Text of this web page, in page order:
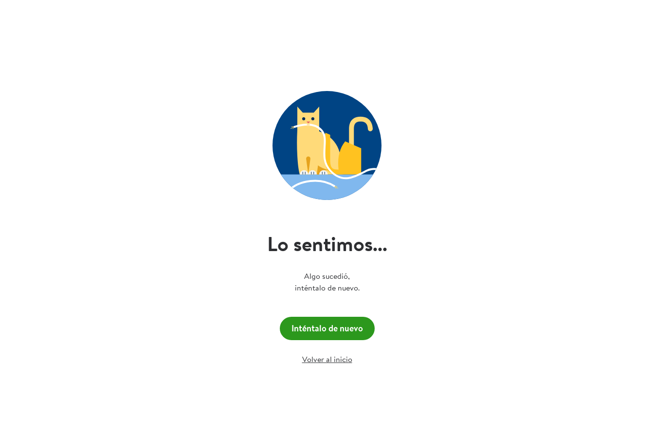
Lo sentimos...
Algo sucedió,
inténtalo de nuevo.
Inténtalo de nuevo
Volver al inicio